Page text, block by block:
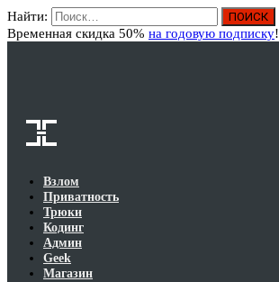
Найти:
Временная скидка 50% на годовую подписку!
Взлом
Приватность
Трюки
Кодинг
Админ
Geek
Магазин